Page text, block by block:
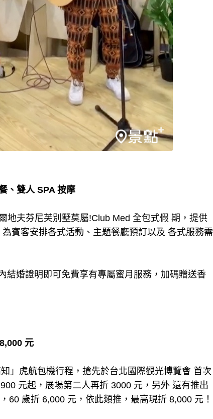
、雙人 SPA 按摩
地夫芬尼芙別墅莫屬!Club Med 全包式假 期，提供
賓客安排各式活動、主題餐廳預訂以及 各式服務需
結婚證明即可免費享有專屬蜜月服務，加碼贈送香
元
」虎航包機行程，搶先於台北國際觀光博覽會 首次
元起，展場第二人再折 3000 元，另外 還有推出
60 歲折 6,000 元，依此類推，最高現折 8,000 元！